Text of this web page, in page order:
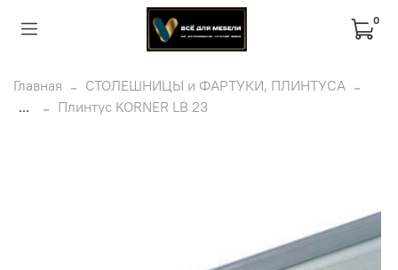
0
Главная
СТОЛЕШНИЦЫ и ФАРТУКИ, ПЛИНТУСА
...
Плинтус KORNER LB 23